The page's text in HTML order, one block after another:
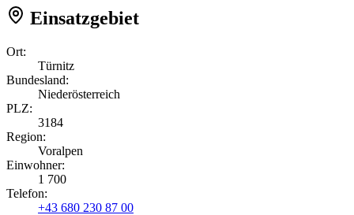
Einsatzgebiet
Ort:
Türnitz
Bundesland:
Niederösterreich
PLZ:
3184
Region:
Voralpen
Einwohner:
1 700
Telefon:
+43 680 230 87 00